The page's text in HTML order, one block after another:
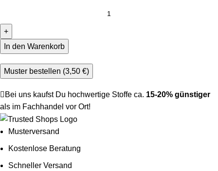
In den Warenkorb
Muster bestellen (3,50 €)
Bei uns kaufst Du hochwertige Stoffe ca. 15-20% günstiger
als im Fachhandel vor Ort!
Musterversand
Kostenlose Beratung
Schneller Versand